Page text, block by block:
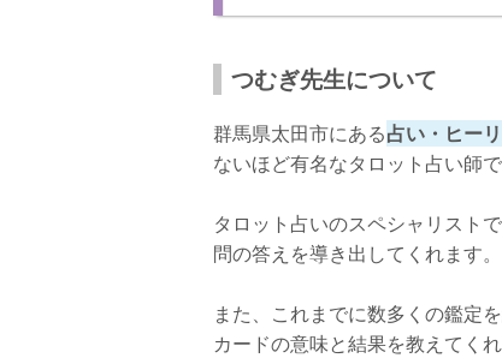
つむぎ先生について
群馬県太田市にある占い・ヒー
ないほど有名なタロット占い師で
タロット占いのスペシャリスト
問の答えを導き出してくれます。
また、これまでに数多くの鑑定
カードの意味と結果を教えてくれ